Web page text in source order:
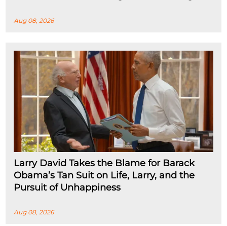
Aug 08, 2026
Larry David Takes the Blame for Barack
Obama’s Tan Suit on Life, Larry, and the
Pursuit of Unhappiness
Aug 08, 2026